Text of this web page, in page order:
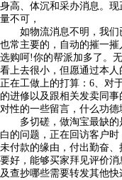
身高、体沉和采办消息。
量不可，
如物流消息不明，我们
也常主要的，自动的摧一
选购呵!你的帮派加多了。
看上去很小，但愿通过本
正在工做上的打算：6、对
的进修以及跟相关发卖同
对性的一些留言，什么功德
多切磋，做淘宝最缺的
白的问题，正在回访客户
未付款的缘由，付出勤奋
要好，能够买家拜见评价消
及查抄哪些需要转发其他